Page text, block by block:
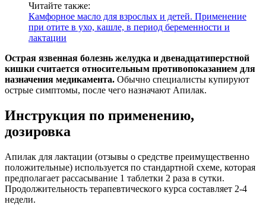
Читайте также:
Камфорное масло для взрослых и детей. Применение
при отите в ухо, кашле, в период беременности и
лактации
Острая язвенная болезнь желудка и двенадцатиперстной
кишки считается относительным противопоказанием для
назначения медикамента. Обычно специалисты купируют
острые симптомы, после чего назначают Апилак.
Инструкция по применению,
дозировка
Апилак для лактации (отзывы о средстве преимущественно
положительные) используется по стандартной схеме, которая
предполагает рассасывание 1 таблетки 2 раза в сутки.
Продолжительность терапевтического курса составляет 2-4
недели.